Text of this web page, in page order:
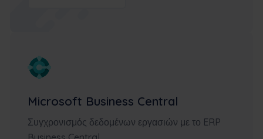
Microsoft Business Central
Συγχρονισμός δεδομένων εργασιών με το ERP